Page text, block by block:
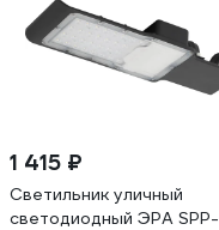
1 415 ₽
Светильник уличный
светодиодный ЭРА SPP-